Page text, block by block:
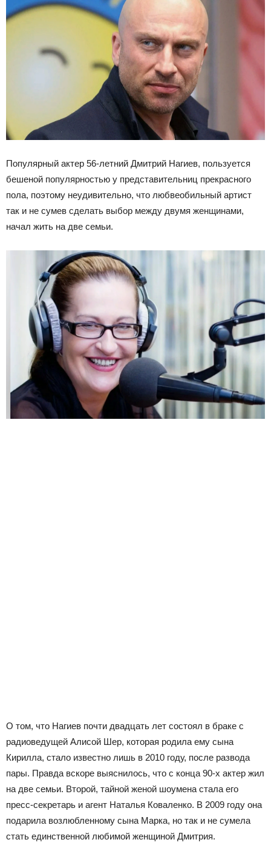
Популярный актер 56-летний Дмитрий Нагиев, пользуется
бешеной популярностью у представительниц прекрасного
пола, поэтому неудивительно, что любвеобильный артист
так и не сумев сделать выбор между двумя женщинами,
начал жить на две семьи.
О том, что Нагиев почти двадцать лет состоял в браке с
радиоведущей Алисой Шер, которая родила ему сына
Кирилла, стало известно лишь в 2010 году, после развода
пары. Правда вскоре выяснилось, что с конца 90-х актер жил
на две семьи. Второй, тайной женой шоумена стала его
пресс-секретарь и агент Наталья Коваленко. В 2009 году она
подарила возлюбленному сына Марка, но так и не сумела
стать единственной любимой женщиной Дмитрия.